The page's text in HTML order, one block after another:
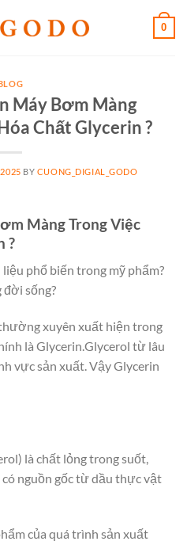
0
Máy Bơm Màng
Chất Glycerin ?
BY CUONG_DIGIAL_GODO
Màng Trong Việc
?
phổ biến trong mỹ phẩm?
đời sống?
xuyên xuất hiện trong
là Glycerin.Glycerol từ lâu
vực sản xuất. Vậy Glycerin
là chất lỏng trong suốt,
nguồn gốc từ dầu thực vật
của quá trình sản xuất